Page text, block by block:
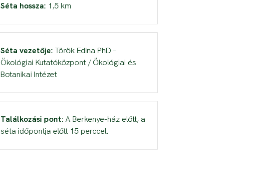
Séta hossza: 1,5 km
Séta vezetője: Török Edina PhD –
Ökológiai Kutatóközpont / Ökológiai és
Botanikai Intézet
Találkozási pont: A Berkenye-ház előtt, a
séta időpontja előtt 15 perccel.